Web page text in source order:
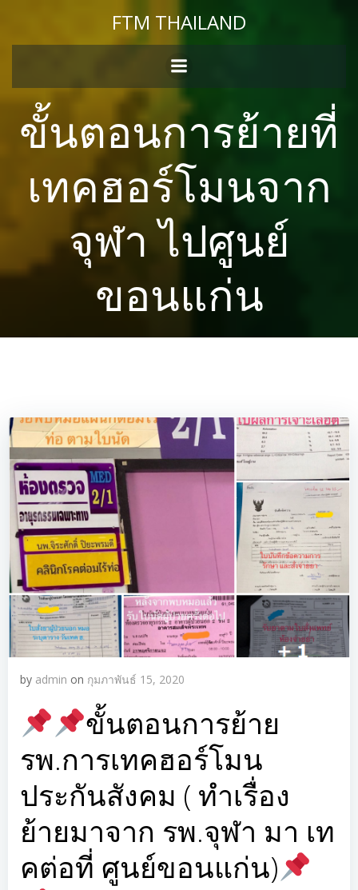
to
content
FTM THAILAND
ขั้นตอนการย้ายที่
เทคฮอร์โมนจาก
จุฬา ไปศูนย์
ขอนแก่น
by admin on กุมภาพันธ์ 15, 2020
ขั้นตอนการย้าย
รพ.การเทคฮอร์โมน
ประกันสังคม ( ทำเรื่อง
ย้ายมาจาก รพ.จุฬา มา เท
คต่อที่ ศูนย์ขอนแก่น)